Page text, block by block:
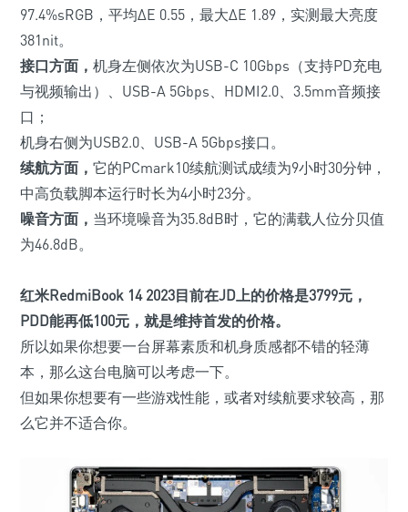
97.4%sRGB，平均ΔE 0.55，最大ΔE 1.89，实测最大亮度
381nit。
接口方面， 机身左侧依次为USB-C 10Gbps （支持PD充电
与视频输出）、 USB-A 5Gbps、HDMI2.0、3.5mm音频接
口；
机身右侧为USB2.0、USB-A 5Gbps接口。
续航方面， 它的PCmark10续航测试成绩为9小时30分钟，
中高负载脚本运行时长为4小时23分。
噪音方面， 当环境噪音为35.8dB时，它的满载人位分贝值
为46.8dB。
红米RedmiBook 14 2023目前在JD上的价格是3799元，
PDD能再低100元，就是维持首发的价格。
所以如果你想要一台屏幕素质和机身质感都不错的轻薄
本，那么这台电脑可以考虑一下。
但如果你想要有一些游戏性能，或者对续航要求较高，那
么它并不适合你。